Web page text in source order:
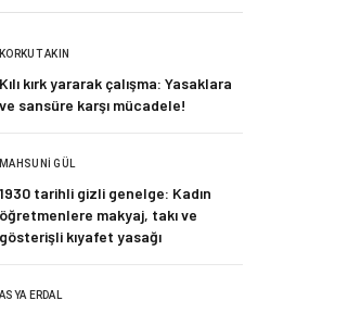
KORKUT AKIN
Kılı kırk yararak çalışma: Yasaklara
ve sansüre karşı mücadele!
MAHSUNI GÜL
1930 tarihli gizli genelge: Kadın
öğretmenlere makyaj, takı ve
gösterişli kıyafet yasağı
ASYA ERDAL